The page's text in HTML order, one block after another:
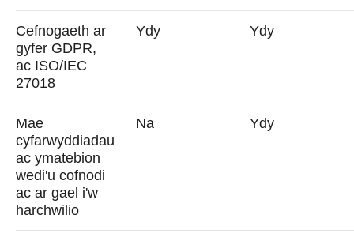
Cefnogaeth ar
gyfer GDPR,
ac ISO/IEC
27018
Ydy Ydy
Mae
cyfarwyddiadau
ac ymatebion
wedi'u cofnodi
ac ar gael i'w
harchwilio
Na Ydy